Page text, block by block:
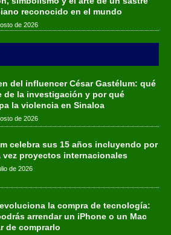
reconocido en el mundo
de 2026
del influencer César Gastélum: qué
de la investigación y por qué
la violencia en Sinaloa
de 2026
celebra sus 15 años incluyendo por
vez proyectos internacionales
de 2026
la compra de tecnología:
arrendar un iPhone o un Mac
de comprarlo